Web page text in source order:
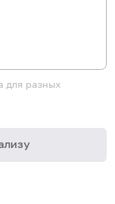
для разных